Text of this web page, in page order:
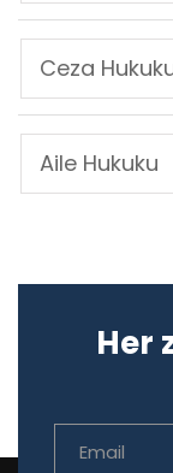
Ceza
Aile Hukuku
Her